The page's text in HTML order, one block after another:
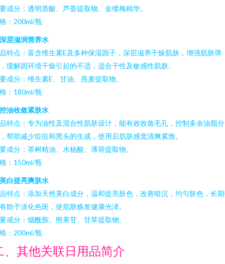
成分：透明质酸、芦荟提取物、金缕梅精华。
：200ml/瓶
深层滋润营养水
特点：富含维生素E及多种保湿因子，深层滋养干燥肌肤，增强肌肤弹
缓解因环境干燥引起的不适，适合干性及敏感性肌肤。
成分：维生素E、甘油、燕麦提取物。
：180ml/瓶
控油收敛紧肤水
特点：专为油性及混合性肌肤设计，能有效收敛毛孔，控制多余油脂分
帮助减少痘痘和黑头的生成，使用后肌肤感觉清爽紧致。
成分：茶树精油、水杨酸、薄荷提取物。
：150ml/瓶
美白提亮爽肤水
特点：添加天然美白成分，温和提亮肤色，改善暗沉，均匀肤色，长
助于淡化色斑，使肌肤焕发健康光泽。
成分：烟酰胺、熊果苷、甘草提取物。
：200ml/瓶
、其他关联日用品简介